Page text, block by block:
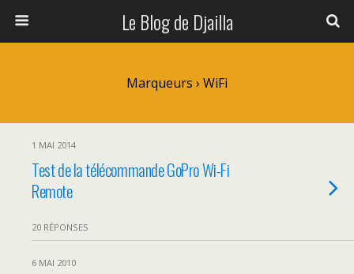
Le Blog de Djailla
Marqueurs › WiFi
1 MAI 2014
Test de la télécommande GoPro Wi-Fi
Remote
20 RÉPONSES
6 MAI 2010